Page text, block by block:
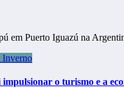
Inverno
o turismo e a